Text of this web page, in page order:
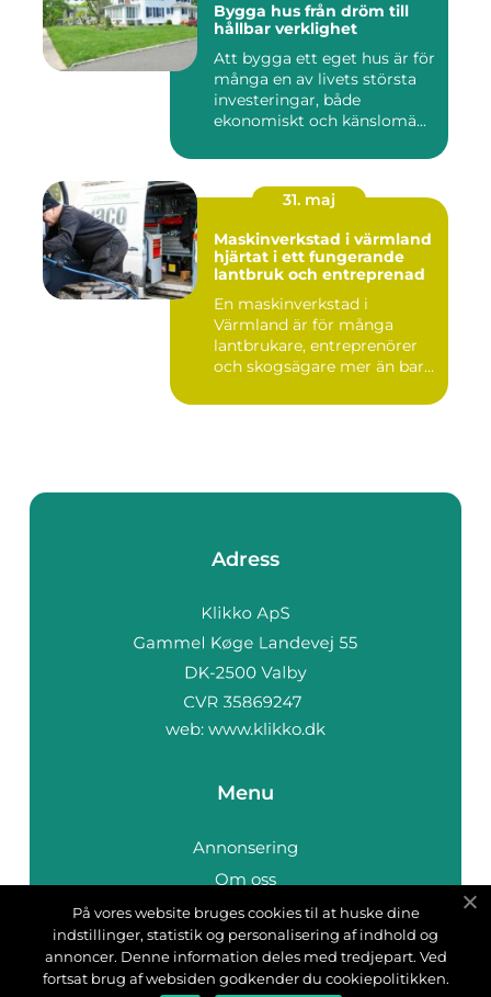
Bygga hus från dröm till
hållbar verklighet
Att bygga ett eget hus är för
många en av livets största
investeringar, både
ekonomiskt och känslomä...
31. maj
Maskinverkstad i värmland
hjärtat i ett fungerande
lantbruk och entreprenad
En maskinverkstad i
Värmland är för många
lantbrukare, entreprenörer
och skogsägare mer än bara
Adress
web: www.klikko.dk
Menu
Annonsering
Om oss
Cookies
Kontakta oss
Sitemap
På vores website bruges cookies til at huske dine
indstillinger, statistik og personalisering af indhold og
annoncer. Denne information deles med tredjepart. Ved
fortsat brug af websiden godkender du cookiepolitikken.